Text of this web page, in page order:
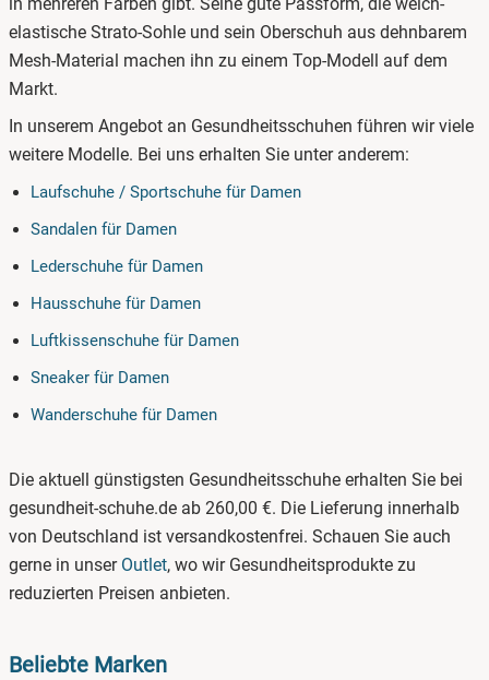
elastische Strato-Sohle und sein Oberschuh aus dehnbarem
Mesh-Material machen ihn zu einem Top-Modell auf dem
Markt.
In unserem Angebot an Gesundheitsschuhen führen wir viele
weitere Modelle. Bei uns erhalten Sie unter anderem:
Laufschuhe / Sportschuhe für Damen
Sandalen für Damen
Lederschuhe für Damen
Hausschuhe für Damen
Luftkissenschuhe für Damen
Sneaker für Damen
Wanderschuhe für Damen
Die aktuell günstigsten Gesundheitsschuhe erhalten Sie bei
gesundheit-schuhe.de ab 260,00 €. Die Lieferung innerhalb
von Deutschland ist versandkostenfrei. Schauen Sie auch
gerne in unser Outlet, wo wir Gesundheitsprodukte zu
reduzierten Preisen anbieten.
Beliebte Marken